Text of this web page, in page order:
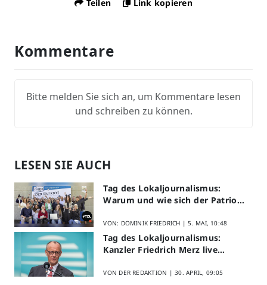
Teilen
Link kopieren
Kommentare
Bitte melden Sie sich an, um Kommentare lesen
und schreiben zu können.
LESEN SIE AUCH
Tag des Lokaljournalismus:
Warum und wie sich der Patriot
VON: DOMINIK FRIEDRICH |5. MAI, 10:48
Tag des Lokaljournalismus:
Kanzler Friedrich Merz live
VON DER REDAKTION |30. APRIL, 09:05